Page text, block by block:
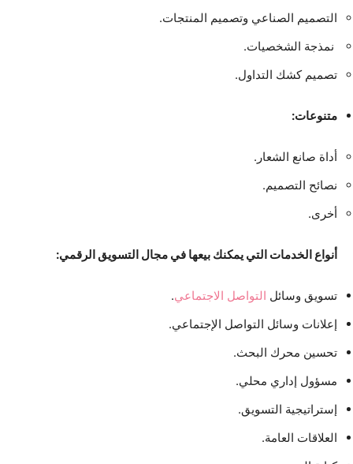
التصميم الصناعي وتصميم المنتجات.
نمذجة الشخصيات.
تصميم كشك التداول.
متنوعات:
أداة صانع الشعار.
نصائح التصميم.
أخرى.
أنواع الخدمات التي يمكنك بيعها في مجال التسويق الرقمي:
تسويق وسائل التواصل الاجتماعي.
إعلانات وسائل التواصل الإجتماعي.
تحسين محرك البحث.
مسؤول إداري محلي.
إستراتيجية التسويق.
العلاقات العامة.